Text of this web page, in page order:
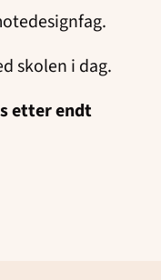
skolen i dag.
etter endt